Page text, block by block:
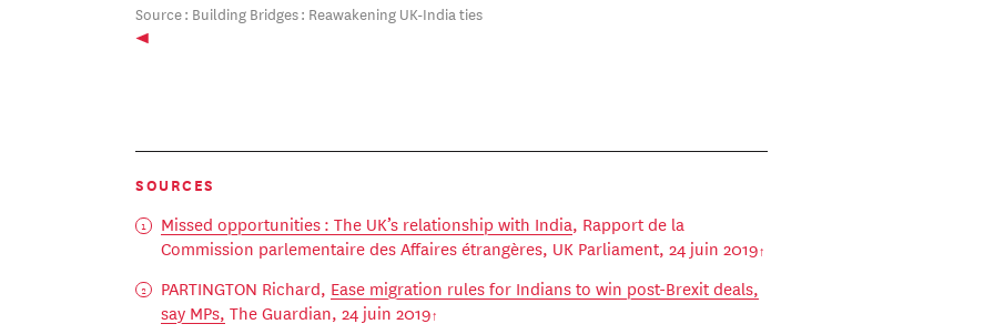
Source : Building Bridges : Reawakening UK-India ties
SOURCES
Missed opportunities : The UK’s relationship with India, Rapport de la
Commission parlementaire des Affaires étrangères, UK Parliament, 24 juin 2019
PARTINGTON Richard, Ease migration rules for Indians to win post-Brexit deals,
say MPs, The Guardian, 24 juin 2019